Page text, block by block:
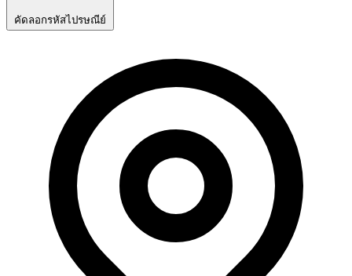
คัดลอกรหัสไปรษณีย์